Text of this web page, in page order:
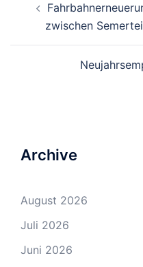
Navigation
zwischen
Archive
August 2026
Juli 2026
Juni 2026